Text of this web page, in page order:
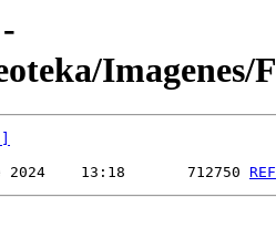
Imagenes/
2024    13:18       712750